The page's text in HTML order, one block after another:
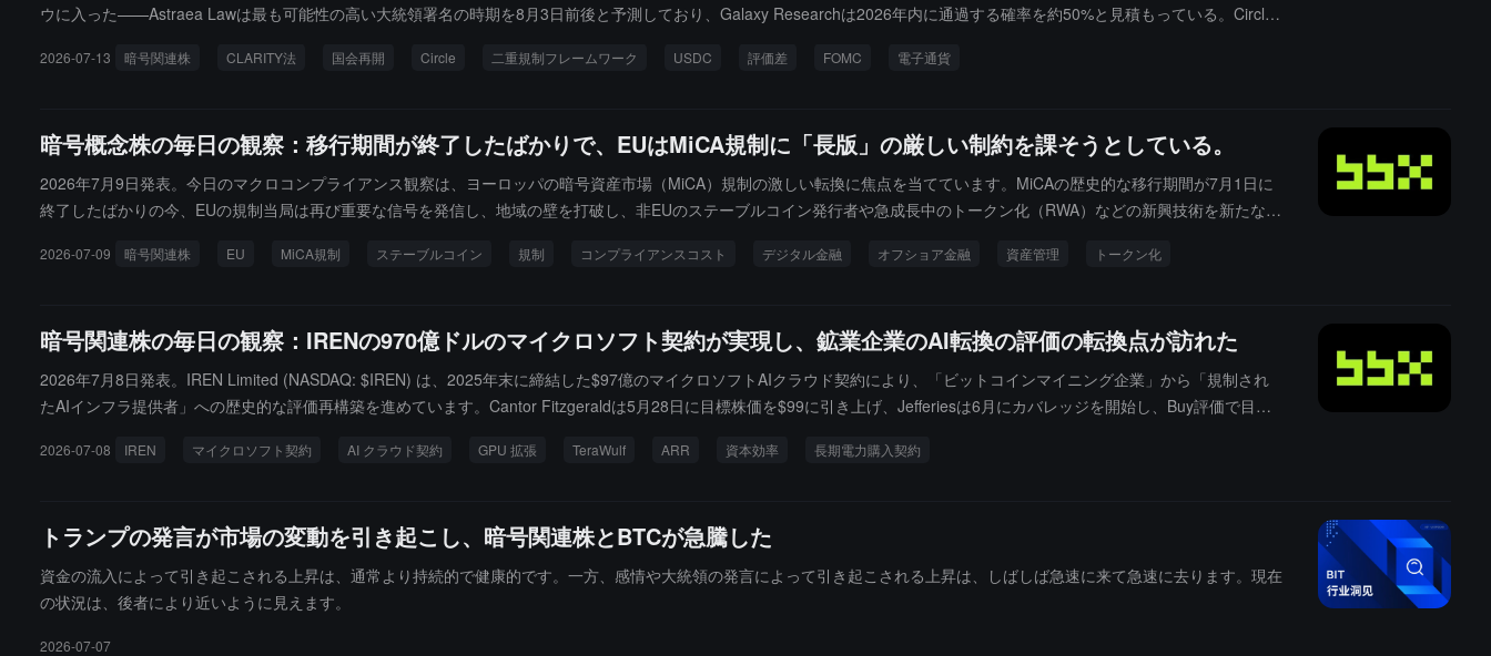
ウに入った——Astraea Lawは最も可能性の高い大統領署名の時期を8月3日前後と予測しており、Galaxy Researchは2026年内に通過する確率を約50%と見積もっている。Circle I
eはコンプライアンス登録を完了）し、もしCLARITY法案が8月前に上院全体投票を完了すれば、Circleは2026年内にヨーロッパとアメリカの二つの最も重要な司法管轄区域の明
2026-07-13 暗号関連株 CLARITY法 国会再開 Circle 二重規制フレームワーク USDC 評価差 FOMC 電子通貨
暗号概念株の毎日の観察：移行期間が終了したばかりで、EUはMiCA規制に「長版」の厳しい制約を課そうとしている。
2026年7月9日発表。今日のマクロコンプライアンス観察は、ヨーロッパの暗号資産市場（MiCA）規制の激しい転換に焦点を当てています。MiCAの歴史的な移行期間が7月1日に
終了したばかりの今、EUの規制当局は再び重要な信号を発信し、地域の壁を打破し、非EUのステーブルコイン発行者や急成長中のトークン化（RWA）などの新興技術を新たな規
2026-07-09 暗号関連株 EU MiCA規制 ステーブルコイン 規制 コンプライアンスコスト デジタル金融 オフショア金融 資産管理 トークン化
暗号関連株の毎日の観察：IRENの970億ドルのマイクロソフト契約が実現し、鉱業企業のAI転換の評価の転換点が訪れた
2026年7月8日発表。IREN Limited (NASDAQ: $IREN) は、2025年末に締結した$97億のマイクロソフトAIクラウド契約により、「ビットコインマイニング企業」から「規制され
たAIインフラ提供者」への歴史的な評価再構築を進めています。Cantor Fitzgeraldは5月28日に目標株価を$99に引き上げ、Jefferiesは6月にカバレッジを開始し、Buy評価で目標
反発し、マイニング企業セクター全体が回復する中で、IRENの「AI契約キャッシュフロー優先」モデルは業界の転換における最も完全な評価再構築のサンプルを示しています。
2026-07-08 IREN マイクロソフト契約 AI クラウド契約 GPU 拡張 TeraWulf ARR 資本効率 長期電力購入契約
トランプの発言が市場の変動を引き起こし、暗号関連株とBTCが急騰した
資金の流入によって引き起こされる上昇は、通常より持続的で健康的です。一方、感情や大統領の発言によって引き起こされる上昇は、しばしば急速に来て急速に去ります。現在
の状況は、後者により近いように見えます。
2026-07-07